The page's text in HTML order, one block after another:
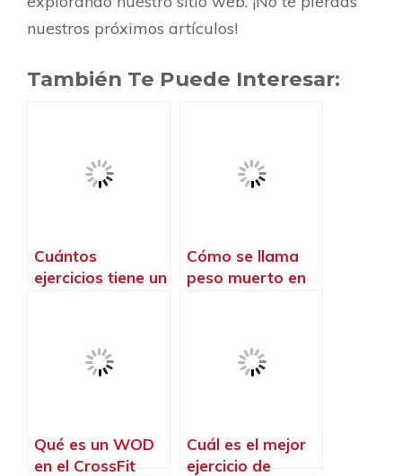
nuestros próximos artículos!
También Te Puede Interesar:
Cuántos
ejercicios tiene un
Cómo se llama
peso muerto en
Qué es un WOD
en el CrossFit
Cuál es el mejor
ejercicio de